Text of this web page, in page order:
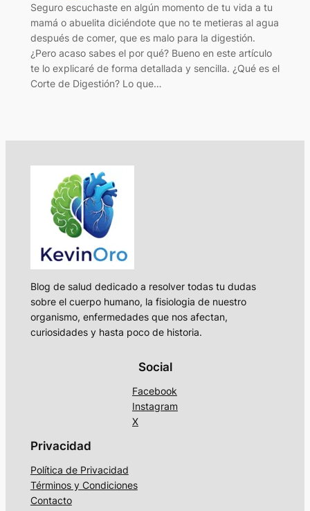
Seguro escuchaste en algún momento de tu vida a tu
mamá o abuelita diciéndote que no te metieras al agua
después de comer, que es malo para la digestión.
¿Pero acaso sabes el por qué? Bueno en este artículo
te lo explicaré de forma detallada y sencilla. ¿Qué es el
Corte de Digestión? Lo que…
Blog de salud dedicado a resolver todas tu dudas
sobre el cuerpo humano, la fisiologia de nuestro
organismo, enfermedades que nos afectan,
curiosidades y hasta poco de historia.
Social
Facebook
Instagram
X
Privacidad
Política de Privacidad
Términos y Condiciones
Contacto